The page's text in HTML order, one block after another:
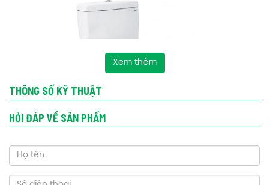
Xem thêm
THÔNG SỐ KỸ THUẬT
HỎI ĐÁP VỀ SẢN PHẨM